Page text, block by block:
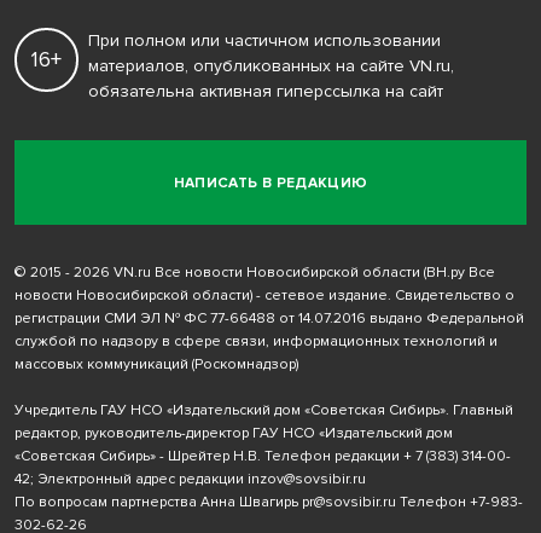
НАПИСАТЬ В РЕДАКЦИЮ
16+
При полном или частичном использовании
материалов, опубликованных на сайте VN.ru,
обязательна активная гиперссылка на сайт
© 2015 - 2026 VN.ru Все новости Новосибирской области (ВН.ру Все
новости Новосибирской области) - сетевое издание. Свидетельство о
регистрации СМИ ЭЛ № ФС 77-66488 от 14.07.2016 выдано Федеральной
службой по надзору в сфере связи, информационных технологий и
массовых коммуникаций (Роскомнадзор)
Учредитель ГАУ НСО «Издательский дом «Советская Сибирь». Главный
редактор, руководитель-директор ГАУ НСО «Издательский дом
«Советская Сибирь» - Шрейтер Н.В. Телефон редакции + 7 (383) 314-00-
42; Электронный адрес редакции inzov@sovsibir.ru
По вопросам партнерства Анна Швагирь pr@sovsibir.ru Телефон +7-983-
302-62-26